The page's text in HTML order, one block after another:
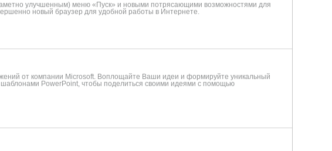
улучшенным) меню «Пуск» и новыми потрясающими возможностями для
новый браузер для удобной работы в Интернете.
от компании Microsoft. Воплощайте Ваши идеи и формируйте уникальный
PowerPoint, чтобы поделиться своими идеями с помощью